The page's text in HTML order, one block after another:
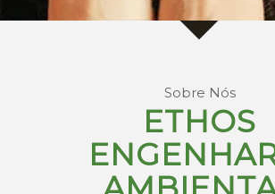
Sobre Nós
ETHOS